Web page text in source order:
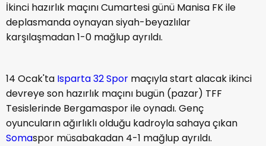
İkinci hazırlık maçını Cumartesi günü Manisa FK ile
deplasmanda oynayan siyah-beyazlılar
karşılaşmadan 1-0 mağlup ayrıldı.
14 Ocak'ta Isparta 32 Spor maçıyla start alacak ikinci
devreye son hazırlık maçını bugün (pazar) TFF
Tesislerinde Bergamaspor ile oynadı. Genç
oyuncuların ağırlıklı olduğu kadroyla sahaya çıkan
Somaspor müsabakadan 4-1 mağlup ayrıldı.